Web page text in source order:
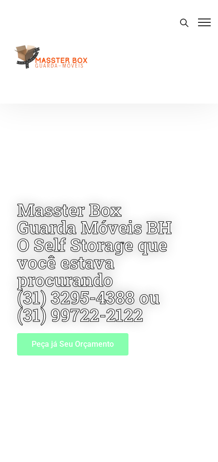
Masster Box
Guarda Móveis BH
O Self Storage que
você estava
procurando
(31) 3295-4388 ou
(31) 99722-2122
Peça já Seu Orçamento